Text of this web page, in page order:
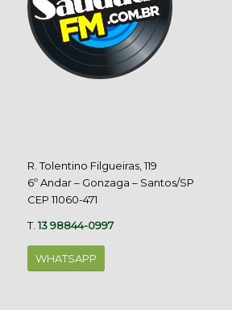
R. Tolentino Filgueiras, 119
6º Andar – Gonzaga – Santos/SP
CEP 11060-471
T.13 98844-0997
WHATSAPP